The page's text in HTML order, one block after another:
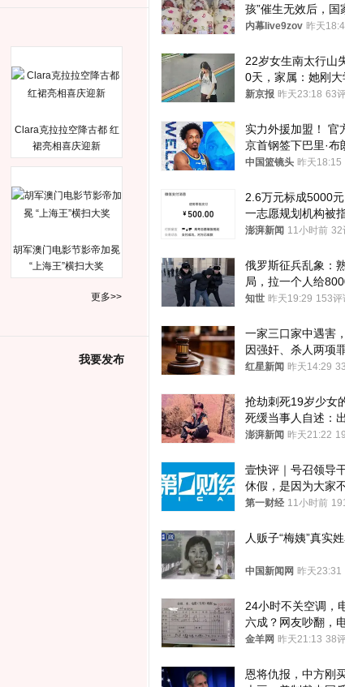
Clara克拉拉空降古都 红
裙亮相喜庆迎新
胡军澳门电影节影帝加冕
“上海王”横扫大奖
更多>>
我要发布
孩”催生无效后，国
向住房出手了！
内幕live9zov 昨天
22岁女生南太行山
0天，家属：她刚大
想到山里旅行
新京报 昨天23:18 63
实力外援加盟！ 官
京首钢签下巴里·布
普森
中国篮镜头 昨天18:15
2.6万元标成5000
一志愿规划机构被
费致考生复读
澎湃新闻 11小时前 32
俄罗斯征兵乱象：
局，拉一个人给
知世 昨天19:29 153评
一家三口家中遇害
因强奸、杀人两项
死缓 最高检介入后
红星新闻 昨天14:29
抢劫刺死19岁少女
死缓当事人自述：
间始终刻意躲避被
澎湃新闻 昨天21:22
壹快评｜号召领导
休假，是因为大家
第一财经 11小时前
人贩子“梅姨”真实
中国新闻网 昨天23:31
24小时不关空调，
六成？网友吵翻，
回应→
金羊网 昨天21:13 38
恩将仇报，中方刚